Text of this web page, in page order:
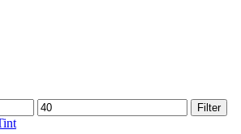
Max.
Preis
Filter